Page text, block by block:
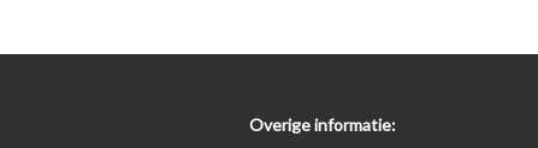
Overige informatie: